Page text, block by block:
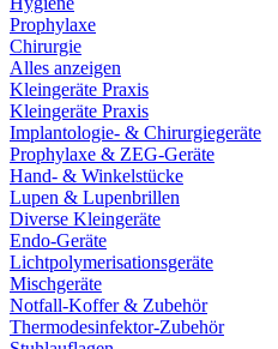
Prophylaxe
Chirurgie
Alles anzeigen
Kleingeräte Praxis
Kleingeräte Praxis
Implantologie- & Chirurgiegeräte
Prophylaxe & ZEG-Geräte
Hand- & Winkelstücke
Lupen & Lupenbrillen
Diverse Kleingeräte
Endo-Geräte
Lichtpolymerisationsgeräte
Mischgeräte
Notfall-Koffer & Zubehör
Thermodesinfektor-Zubehör